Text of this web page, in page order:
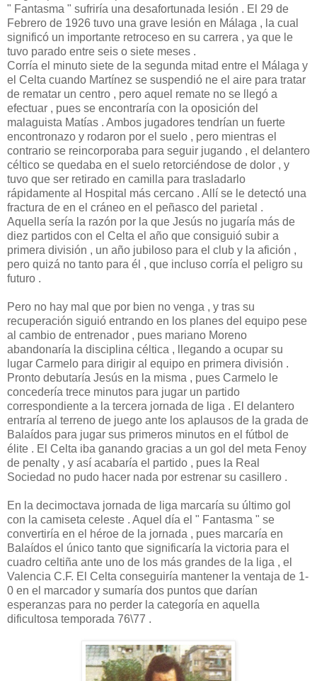
" Fantasma " sufriría una desafortunada lesión . El 29 de
Febrero de 1926 tuvo una grave lesión en Málaga , la cual
significó un importante retroceso en su carrera , ya que le
tuvo parado entre seis o siete meses .
Corría el minuto siete de la segunda mitad entre el Málaga y
el Celta cuando Martínez se suspendió ne el aire para tratar
de rematar un centro , pero aquel remate no se llegó a
efectuar , pues se encontraría con la oposición del
malaguista Matías . Ambos jugadores tendrían un fuerte
encontronazo y rodaron por el suelo , pero mientras el
contrario se reincorporaba para seguir jugando , el delantero
céltico se quedaba en el suelo retorciéndose de dolor , y
tuvo que ser retirado en camilla para trasladarlo
rápidamente al Hospital más cercano . Allí se le detectó una
fractura de en el cráneo en el peñasco del parietal .
Aquella sería la razón por la que Jesús no jugaría más de
diez partidos con el Celta el año que consiguió subir a
primera división , un año jubiloso para el club y la afición ,
pero quizá no tanto para él , que incluso corría el peligro su
futuro .
Pero no hay mal que por bien no venga , y tras su
recuperación siguió entrando en los planes del equipo pese
al cambio de entrenador , pues mariano Moreno
abandonaría la disciplina céltica , llegando a ocupar su
lugar Carmelo para dirigir al equipo en primera división .
Pronto debutaría Jesús en la misma , pues Carmelo le
concedería trece minutos para jugar un partido
correspondiente a la tercera jornada de liga . El delantero
entraría al terreno de juego ante los aplausos de la grada de
Balaídos para jugar sus primeros minutos en el fútbol de
élite . El Celta iba ganando gracias a un gol del meta Fenoy
de penalty , y así acabaría el partido , pues la Real
Sociedad no pudo hacer nada por estrenar su casillero .
En la decimoctava jornada de liga marcaría su último gol
con la camiseta celeste . Aquel día el " Fantasma " se
convertiría en el héroe de la jornada , pues marcaría en
Balaídos el único tanto que significaría la victoria para el
cuadro celtiña ante uno de los más grandes de la liga , el
Valencia C.F. El Celta conseguiría mantener la ventaja de 1-
0 en el marcador y sumaría dos puntos que darían
esperanzas para no perder la categoría en aquella
dificultosa temporada 76\77 .